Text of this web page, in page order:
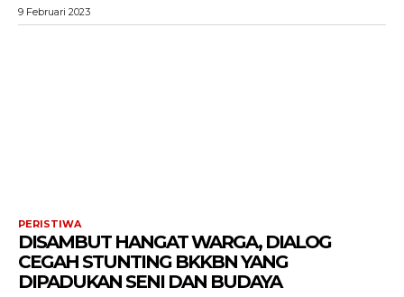
9 Februari 2023
PERISTIWA
DISAMBUT HANGAT WARGA, DIALOG
CEGAH STUNTING BKKBN YANG
DIPADUKAN SENI DAN BUDAYA